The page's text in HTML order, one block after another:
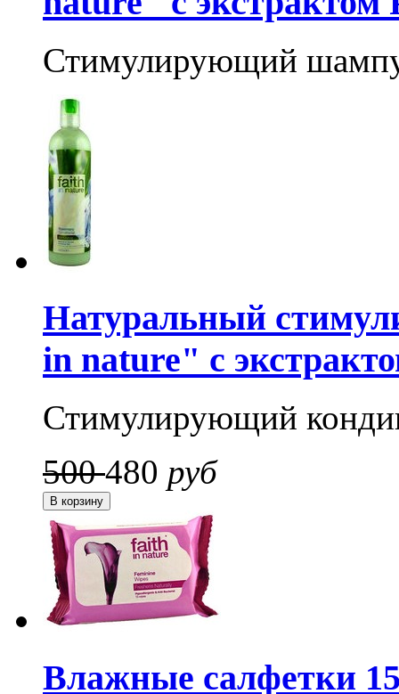
Стимулирующий
Натуральный
in nature" с
Стимулирующий
500480 руб
Влажные салфетки